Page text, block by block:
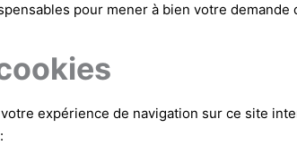
pour mener à bien votre
expérience de navigation sur ce site